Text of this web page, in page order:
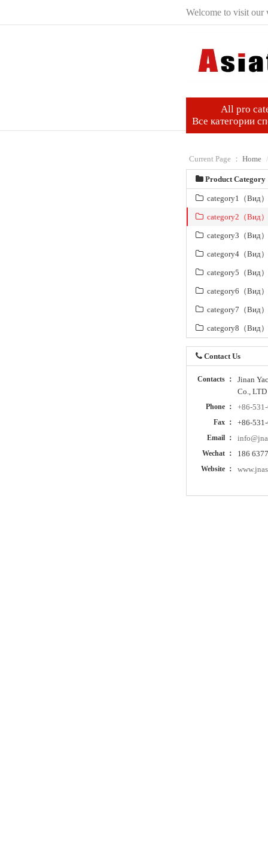
Welcome to visit our
All pro
Все категории
Current Page ： Home
Product Category
category1（Вид）
category2（Вид）
category3（Вид）
category4（Вид）
category5（Вид）
category6（Вид）
category7（Вид）
category8（Вид）
Contact Us
Contacts ：
Jinan
Co., LTD
Phone ： +86-
Fax ： +86-
Email ：
Wechat ： 186
Website ：